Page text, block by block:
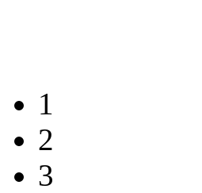
1
2
3